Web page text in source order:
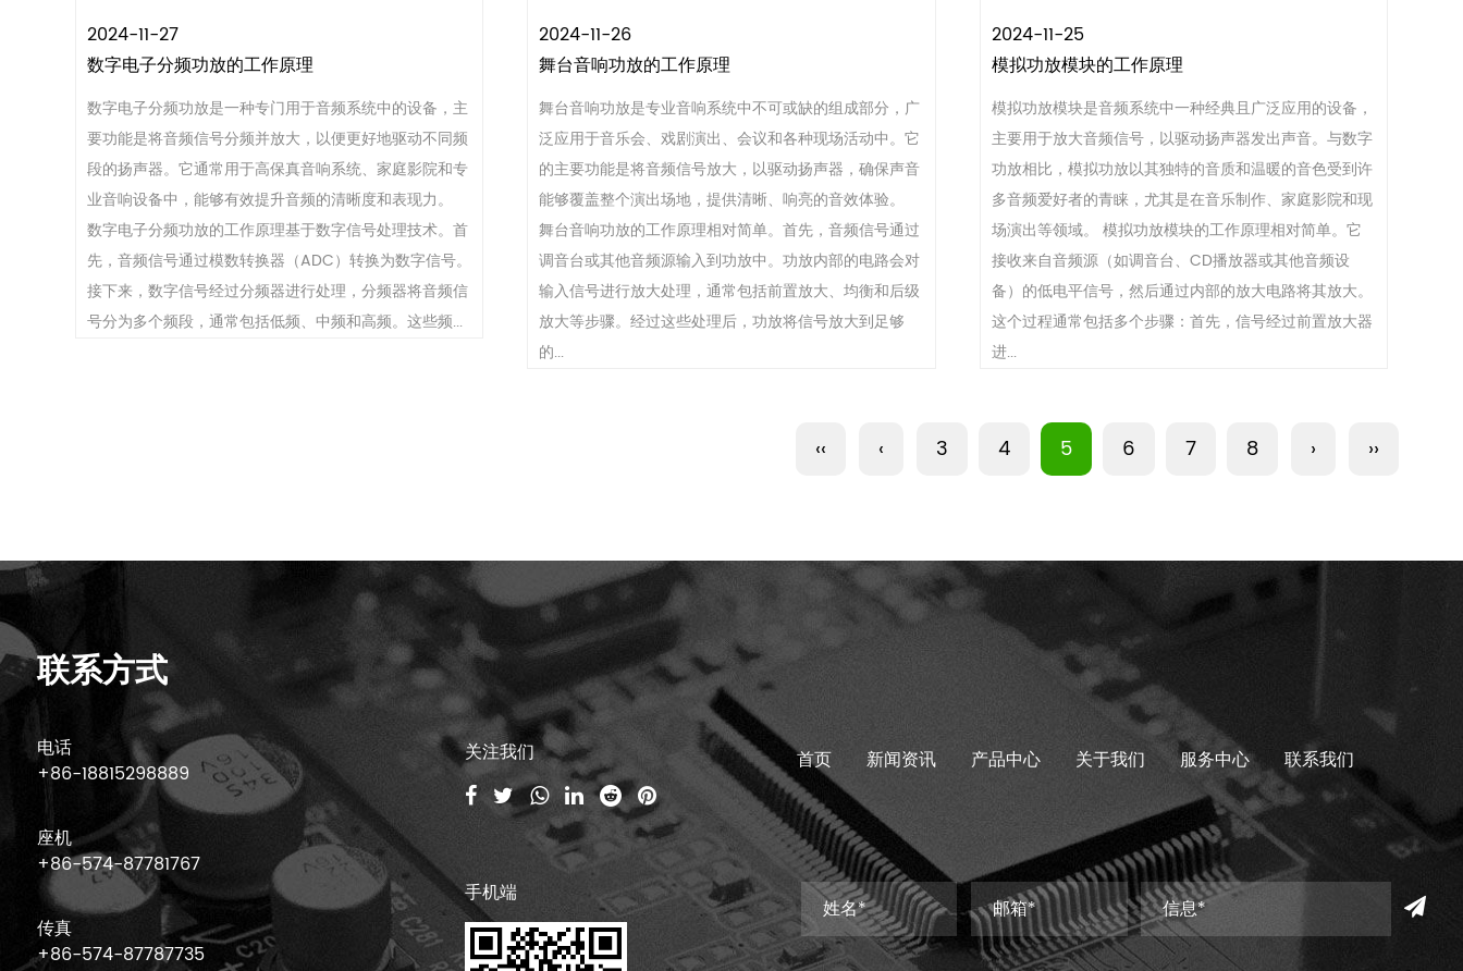
2024-11-27
数字电子分频功放的工作原理
数字电子分频功放是一种专门用于音频系统中的设备，主
要功能是将音频信号分频并放大，以便更好地驱动不同频
段的扬声器。它通常用于高保真音响系统、家庭影院和专
业音响设备中，能够有效提升音频的清晰度和表现力。
数字电子分频功放的工作原理基于数字信号处理技术。首
先，音频信号通过模数转换器（ADC）转换为数字信号。
接下来，数字信号经过分频器进行处理，分频器将音频信
号分为多个频段，通常包括低频、中频和高频。这些频...
2024-11-26
舞台音响功放的工作原理
舞台音响功放是专业音响系统中不可或缺的组成部分，广
泛应用于音乐会、戏剧演出、会议和各种现场活动中。它
的主要功能是将音频信号放大，以驱动扬声器，确保声音
能够覆盖整个演出场地，提供清晰、响亮的音效体验。
舞台音响功放的工作原理相对简单。首先，音频信号通过
调音台或其他音频源输入到功放中。功放内部的电路会对
输入信号进行放大处理，通常包括前置放大、均衡和后级
放大等步骤。经过这些处理后，功放将信号放大到足够
的...
2024-11-25
模拟功放模块的工作原理
模拟功放模块是音频系统中一种经典且广泛应用的设备，
主要用于放大音频信号，以驱动扬声器发出声音。与数字
功放相比，模拟功放以其独特的音质和温暖的音色受到许
多音频爱好者的青睐，尤其是在音乐制作、家庭影院和现
场演出等领域。 模拟功放模块的工作原理相对简单。它
接收来自音频源（如调音台、CD播放器或其他音频设
备）的低电平信号，然后通过内部的放大电路将其放大。
这个过程通常包括多个步骤：首先，信号经过前置放大器
进...
‹‹ ‹ 3 4 5 6 7 8 › ››
联系方式
电话
+86-18815298889
座机
+86-574-87781767
传真
+86-574-87787735
关注我们
手机端
首页 新闻资讯 产品中心 关于我们 服务中心 联系我们